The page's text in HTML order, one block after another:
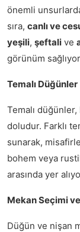
önemli
sıra, canlı ve
yeşili, şeftali ve
görünüm
Temalı Düğünler
Temalı
doludur. Farklı
sunarak,
bohem veya
arasında yer
Mekan Seçimi
Düğün ve nişan